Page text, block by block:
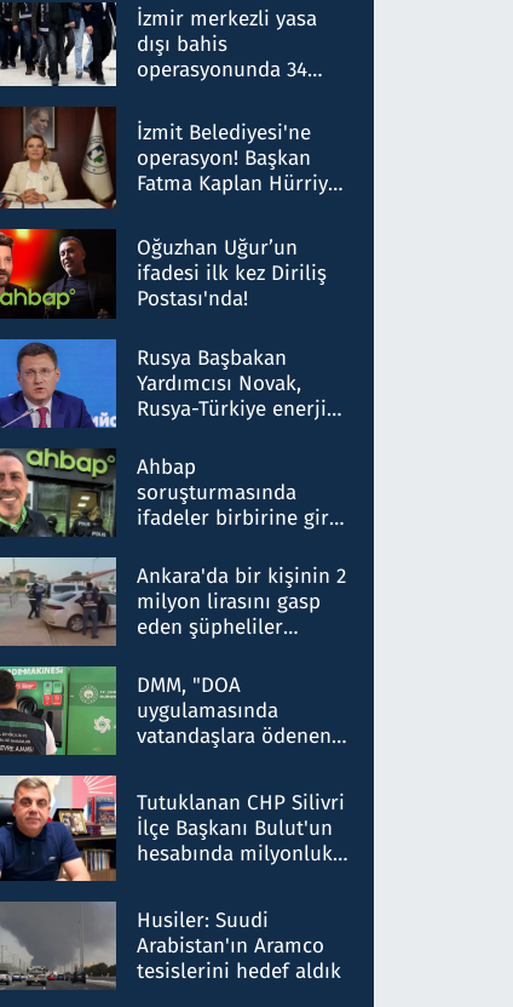
hakkında gözaltı kararı
İzmir merkezli yasa
dışı bahis
operasyonunda 34
Milyar liralık para
trafiği tespit edildi
İzmit Belediyesi'ne
operasyon! Başkan
Fatma Kaplan Hürriyet
Oğuzhan Uğur’un
ifadesi ilk kez Diriliş
Postası'nda!
Rusya Başbakan
Yardımcısı Novak,
Rusya-Türkiye enerji
nitelikte olduğunu
belirtti
Ahbap
soruşturmasında
ifadeler birbirine girdi:
ifadelerinden ortaya
çıkan tablo şok etti
Ankara'da bir kişinin 2
milyon lirasını gasp
eden şüpheliler
DMM, "DOA
uygulamasında
vatandaşlara ödenen
düşürüldüğü" iddiasını
yalanladı
Tutuklanan CHP Silivri
İlçe Başkanı Bulut'un
hesabında milyonluk
talimat verdi, ben
gönderdim
Husiler: Suudi
Arabistan'ın Aramco
tesislerini hedef aldık